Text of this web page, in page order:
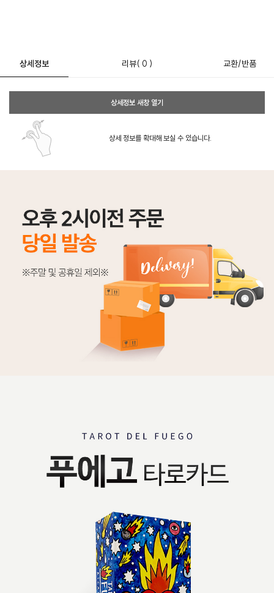
상세정보 리뷰( 0 ) 교환/반품
상세정보 새창 열기
상세 정보를 확대해 보실 수 있습니다.